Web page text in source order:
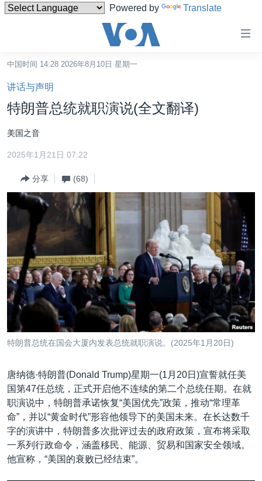
Powered by Translate
碍
链
接
转
内
转
到
跳
转
到
检
中国
台湾
港澳
国际
最新国际新闻
中东
欧洲
非洲
美洲
全球议题
分类新闻
经济·金融·贸易
人权·法律·宗教
科教·文娱·体健
军事
劳工
环境
美中关系
热点专题
白宫要闻
国会报道
美中关系
美国建国250周年
美国之音专访
重要讲话与声明
台海两岸关系
南中国海争端
关注西藏
VOA视频
VOA今日焦点
中文广播
关注我们
其他语言网站
中国时间 14:28 2026年8月10日 星期一
讲话与声明
特朗普总统就职演说(全文翻译)
美国之音
2025年1月21日 07:22
分享 (68)
特朗普总统在国会大厦内发表总统就职演说。(2025年1月20日)
唐纳德·特朗普(Donald Trump)星期一(1月20日)宣誓就任美
国第47任总统，正式开启他不连续的第二个总统任期。在就
职演说中，特朗普承诺恢复“美国优先”政策，推动“常理革
命”，并以“黄金时代”形容他领导下的美国未来。在长达数千
字的演讲中，特朗普多次批评过去的政府政策，宣布将采取
一系列行政命令，涵盖移民、能源、贸易和国家安全领域。
他宣称，“美国的衰败已经结束”。